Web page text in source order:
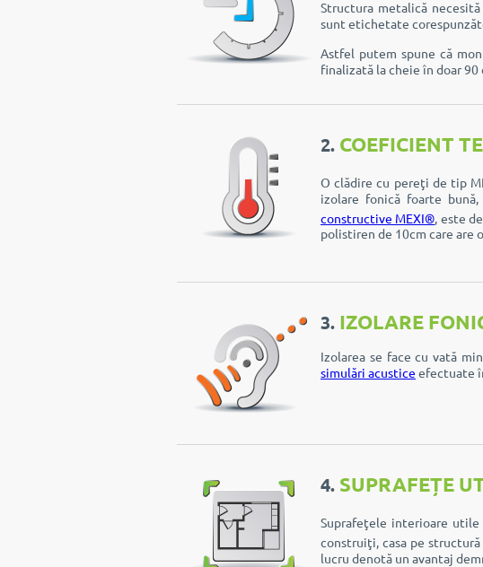
Structura metalică
sunt etichetate
Astfel putem spune că
finalizată la cheie în doar 90
2. COEFICIENT
O clădire cu pereţi de tip
izolare fonică foarte
constructive MEXI® , este
polistiren de 10cm care are
3. IZOLARE
Izolarea se face cu vată
simulări acustice efectuate
4. SUPRAFEȚE
Suprafeţele interioare utile
construiţi, casa pe
lucru denotă un avantaj